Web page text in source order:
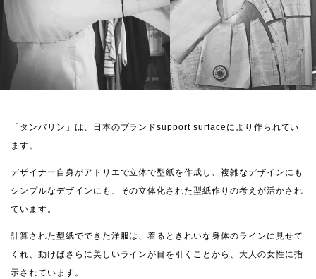
「タンバリン」は、日本のブランドsupport surfaceにより作られてい
ます。
デザイナー自身がアトリエで立体で型紙を作成し、複雑なデザインにも
シンプルなデザインにも、その立体化された型紙作りの考えが活かされ
ています。
計算された型紙でできた洋服は、着るときれいな身体のラインに見せて
くれ、動けばさらに美しいラインが目を引くことから、大人の女性に指
示されています。